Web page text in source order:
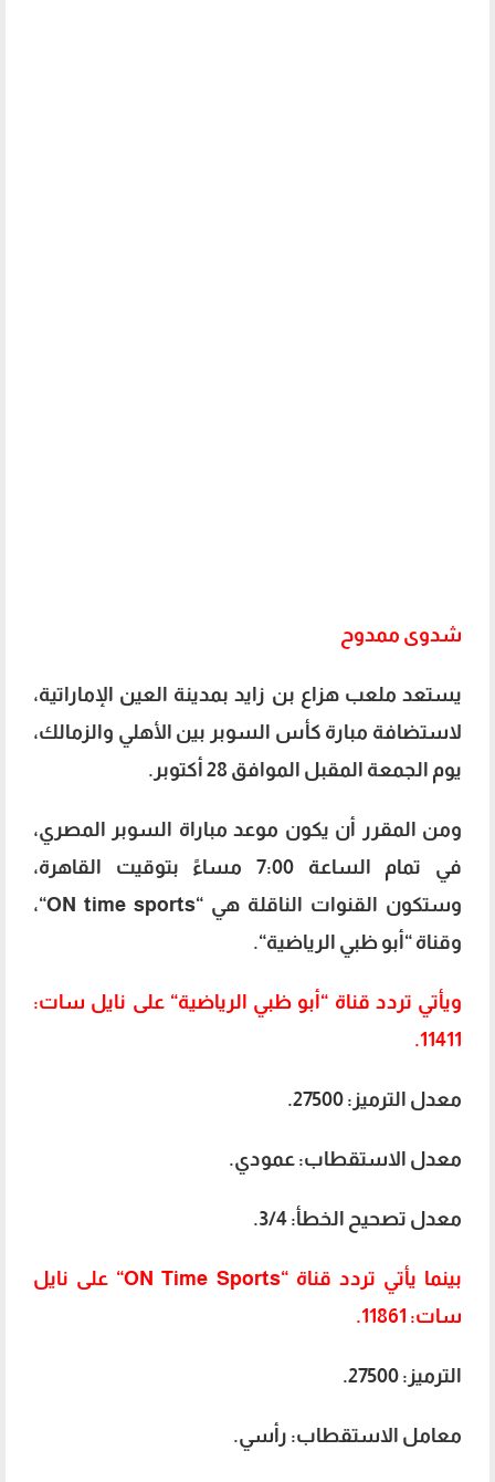
شدوى ممدوح
يستعد ملعب هزاع بن زايد بمدينة العين الإماراتية،
لاستضافة مبارة كأس السوبر بين الأهلي والزمالك،
يوم الجمعة المقبل الموافق 28 أكتوبر.
ومن المقرر أن يكون موعد مباراة السوبر المصري،
في تمام الساعة 7:00 مساءً بتوقيت القاهرة،
وستكون القنوات الناقلة هي “ON time sports“،
وقناة “أبو ظبي الرياضية“.
ويأتي تردد قناة “أبو ظبي الرياضية“ على نايل سات:
11411.
معدل الترميز: 27500.
معدل الاستقطاب: عمودي.
معدل تصحيح الخطأ: 3/4.
بينما يأتي تردد قناة “ON Time Sports“ على نايل
سات: 11861.
الترميز: 27500.
معامل الاستقطاب: رأسي.